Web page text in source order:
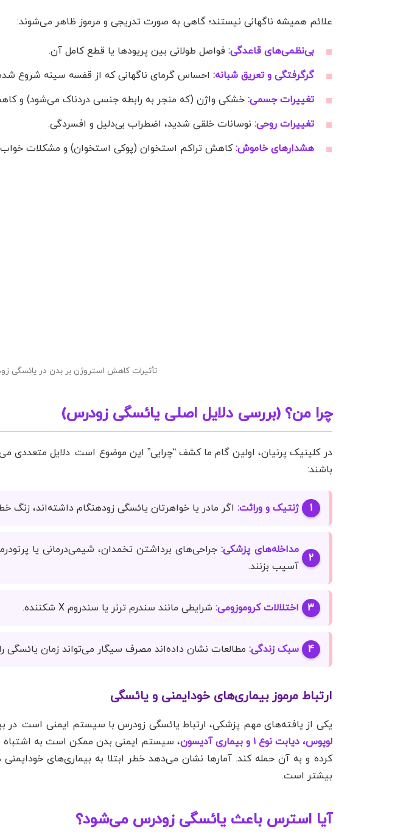
علائم همیشه ناگهانی نیستند؛ گاهی به صورت تدریجی و مرموز ظاهر می‌شوند:
بی‌نظمی‌های قاعدگی: فواصل طولانی بین پریودها یا قطع کامل آن.
گرگرفتگی و تعریق شبانه: احساس گرمای ناگهانی که از قفسه سینه شروع
تغییرات جسمی: خشکی واژن (که منجر به رابطه جنسی دردناک می‌شود) و
تغییرات روحی: نوسانات خلقی شدید، اضطراب بی‌دلیل و افسردگی.
هشدارهای خاموش:کاهش تراکم استخوان (پوکی استخوان) و مشکلات
تأثیرات کاهش استروژن بر بدن در یائسگی
چرا من؟ (بررسی دلایل اصلی یائسگی زودرس)
در کلینیک پرنیان، اولین گام ما کشف “چرایی” این موضوع است. دلایل متعددی
باشند:
ژنتیک و وراثت: اگر مادر یا خواهرتان یائسگی زودهنگام داشته‌اند،
مداخله‌های پزشکی:جراحی‌های برداشتن تخمدان، شیمی‌درمانی یا
آسیب بزنند.
اختلالات کروموزومی: شرایطی مانند سندرم ترنر یا سندروم X شکننده.
سبک زندگی: مطالعات نشان داده‌اند مصرف سیگار می‌تواند زمان یائسگی را ۱ تا ۲ سال جلو بیندازد.
ارتباط مرموز بیماری‌های خودایمنی و یائسگی
یکی از یافته‌های مهم پزشکی، ارتباط یائسگی زودرس با سیستم ایمنی است. در
لوپوس، دیابت نوع ۱ و بیماری آدیسون
، سیستم ایمنی بدن ممکن است به اشتباه
بیشتر است.
آیا استرس باعث یائسگی زودرس می‌شود؟